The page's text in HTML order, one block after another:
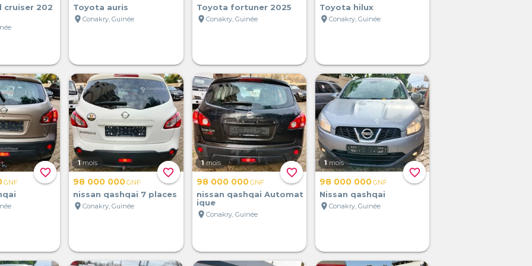
cruiser 202
Toyota auris
location_onConakry, Guinée
Toyota fortuner 2025
location_on Conakry, Guinée
Toyota hilux
location_onConakry, Guinée
favorite_border
GNF
favorite_border
1 mois
98 000 000GNF
nissan qashqai 7 places
location_onConakry, Guinée
favorite_border
1 mois
98 000 000GNF
nissan qashqai Automat
ique
location_on Conakry, Guinée
favorite_border
1 mois
98 000 000GNF
Nissan qashqai
location_onConakry, Guinée